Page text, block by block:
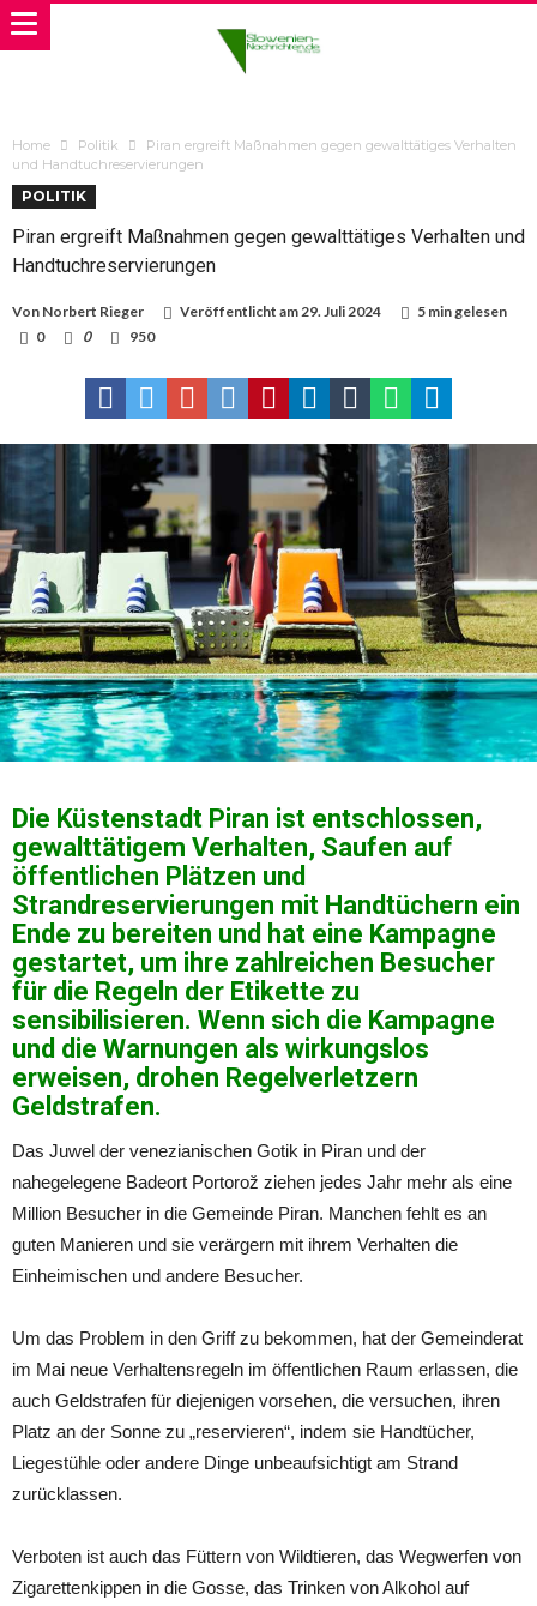
Home Politik
Piran ergreift Maßnahmen gegen gewalttätiges Verhalten
und Handtuchreservierungen
POLITIK
Piran ergreift Maßnahmen gegen gewalttätiges Verhalten und
Handtuchreservierungen
Von Norbert Rieger Veröffentlicht am29. Juli 2024
5 min gelesen
0
0 950
Die Küstenstadt Piran ist entschlossen,
gewalttätigem Verhalten, Saufen auf
öffentlichen Plätzen und
Strandreservierungen mit Handtüchern ein
Ende zu bereiten und hat eine Kampagne
gestartet, um ihre zahlreichen Besucher
für die Regeln der Etikette zu
sensibilisieren. Wenn sich die Kampagne
und die Warnungen als wirkungslos
erweisen, drohen Regelverletzern
Geldstrafen.
Das Juwel der venezianischen Gotik in Piran und der
nahegelegene Badeort Portorož ziehen jedes Jahr mehr als eine
Million Besucher in die Gemeinde Piran. Manchen fehlt es an
guten Manieren und sie verärgern mit ihrem Verhalten die
Einheimischen und andere Besucher.
Um das Problem in den Griff zu bekommen, hat der Gemeinderat
im Mai neue Verhaltensregeln im öffentlichen Raum erlassen, die
auch Geldstrafen für diejenigen vorsehen, die versuchen, ihren
Platz an der Sonne zu „reservieren“, indem sie Handtücher,
Liegestühle oder andere Dinge unbeaufsichtigt am Strand
zurücklassen.
Verboten ist auch das Füttern von Wildtieren, das Wegwerfen von
Zigarettenkippen in die Gosse, das Trinken von Alkohol auf